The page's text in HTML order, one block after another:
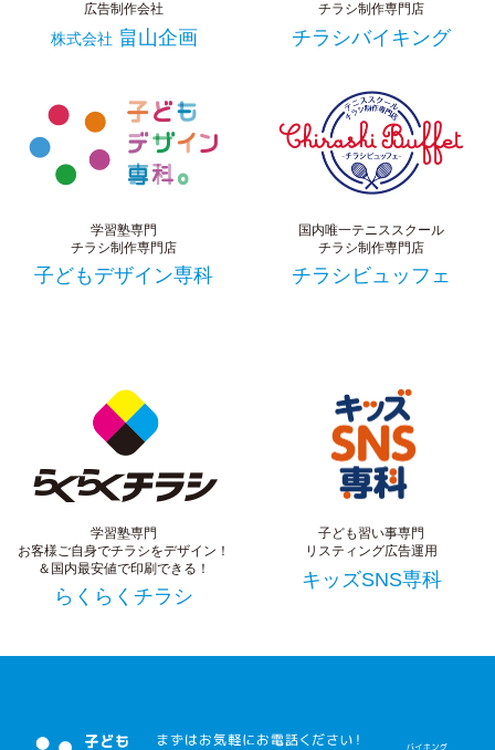
広告制作会社
株式会社 畠山企画
チラシ制作専門店
チラシバイキング
学習塾専門
チラシ制作専門店
子どもデザイン専科
国内唯一テニススクール
チラシ制作専門店
チラシビュッフェ
学習塾専門
お客様ご自身でチラシをデザイン！
＆国内最安値で印刷できる！
らくらくチラシ
子ども習い事専門
リスティング広告運用
キッズSNS専科